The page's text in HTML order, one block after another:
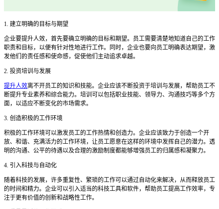
1. 建立明确的目标与期望
企业要提升人效，首先要确立明确的目标和期望。员工需要清楚地知道自己的工作
职责和目标，以便有针对性地进行工作。同时，企业也要向员工明确表达期望，激
发他们的责任感和使命感，促使他们主动追求卓越。
2. 投资培训与发展
提升人效离不开员工的知识和技能。企业应该不断投资于培训与发展，帮助员工不
断提升专业素养和综合能力。培训可以包括职业技能、领导力、沟通技巧等多个方
面，以适应不断变化的市场需求。
3. 创造积极的工作环境
积极的工作环境可以激发员工的工作热情和创造力。企业应该致力于创造一个开
放、和谐、充满活力的工作环境，让员工愿意在这样的环境中发挥自己的潜力。透
明的沟通、公平的待遇以及合理的激励制度都能够增强员工的归属感和凝聚力。
4. 引入科技与自动化
随着科技的发展，许多重复性、繁琐的工作可以通过自动化来解决，从而释放员工
的时间和精力。企业可以引入适当的科技工具和软件，帮助员工提高工作效率，专
注于更有价值的创新和战略性工作。